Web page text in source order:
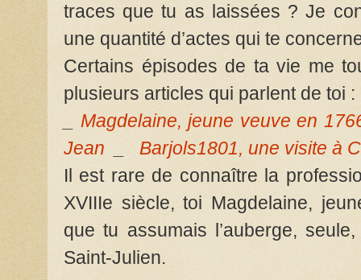
traces que tu as laissées ? Je
une quantité d’actes qui te
Certains épisodes de ta vie me
plusieurs articles qui parlent de toi :
Magdelaine, jeune veuve en
Jean
Barjols1801, une visite à
Il est rare de connaître la
XVIIIe siècle, toi Magdelaine,
que tu assumais l’auberge,
Saint-Julien.